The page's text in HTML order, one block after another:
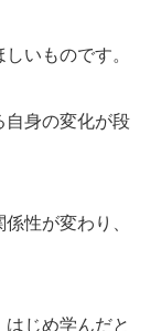
いものです。
自身の変化が段
性が変わり、
じめ学んだと